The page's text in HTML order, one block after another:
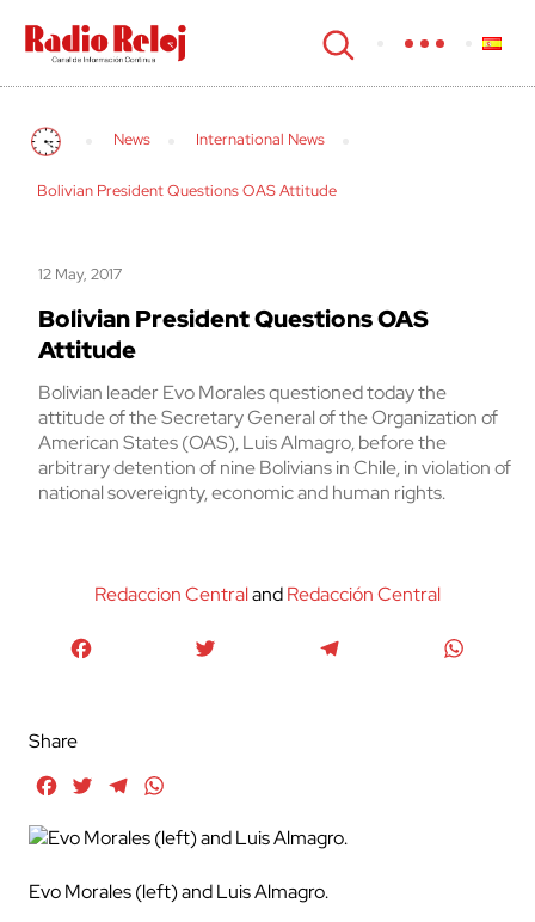
cerrar
News International News
Bolivian President Questions OAS Attitude
12 May, 2017
Bolivian President Questions OAS
Attitude
Bolivian leader Evo Morales questioned today the
attitude of the Secretary General of the Organization of
American States (OAS), Luis Almagro, before the
arbitrary detention of nine Bolivians in Chile, in violation of
national sovereignty, economic and human rights.
Redaccion CentralandRedacción Central
Share
FacebookTwitterTelegram
Evo Morales (left) and Luis Almagro.